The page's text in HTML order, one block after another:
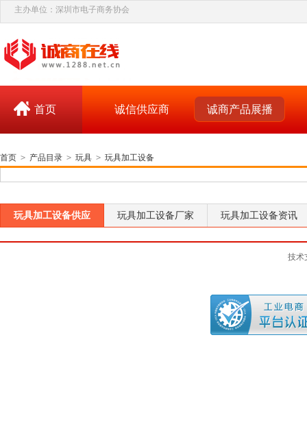
主办单位：深圳市电子商务协会
首页 诚信供应商 诚商产品展播
首页 > 产品目录 > 玩具 > 玩具加工设备
玩具加工设备供应 玩具加工设备厂家 玩具加工设备资讯
技术